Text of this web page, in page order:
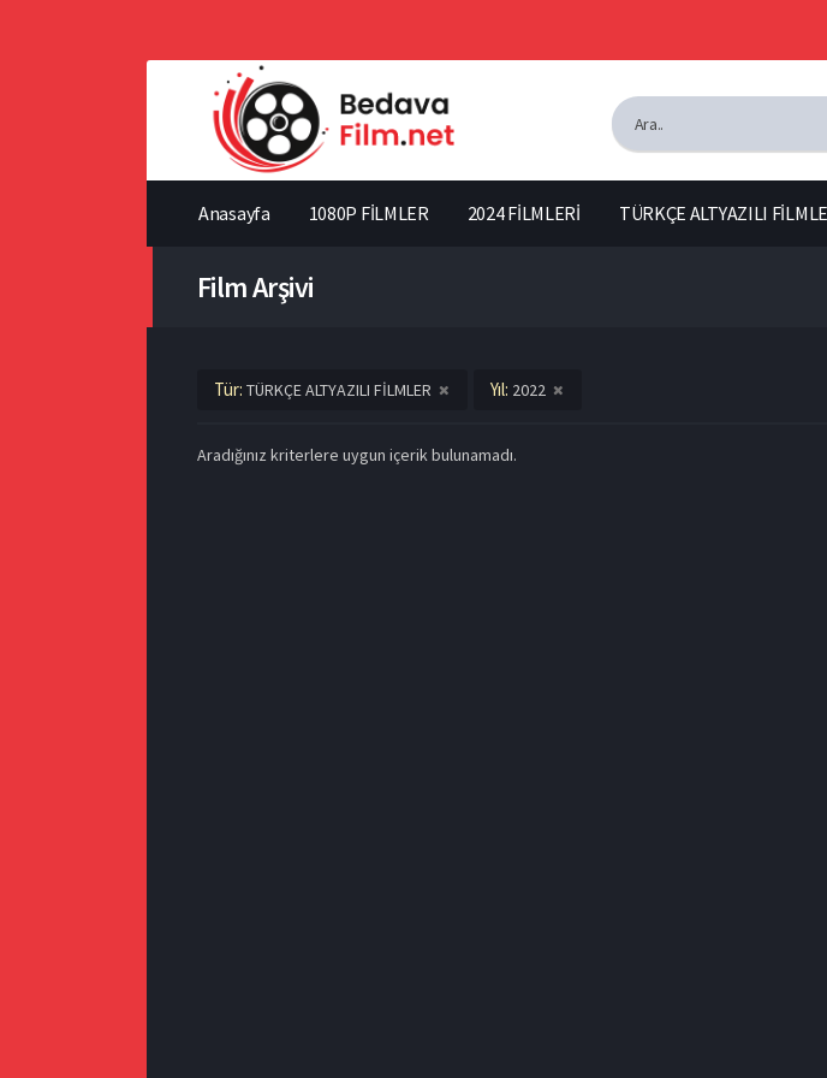
Anasayfa 1080P FİLMLER 2024 FİLMLERİ TÜRKÇE ALTYAZILI
Film Arşivi
Tür: TÜRKÇE ALTYAZILI FİLMLER Yıl: 2022
Aradığınız kriterlere uygun içerik bulunamadı.